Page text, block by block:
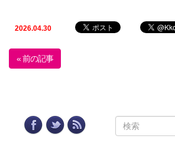
2026.04.30
« 前の記事